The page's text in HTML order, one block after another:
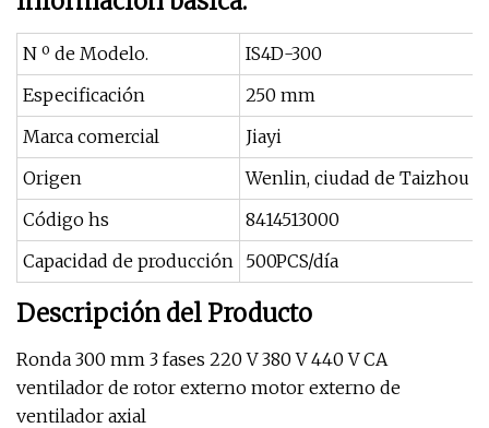
N º de Modelo.
IS4D-300
Especificación
250 mm
Marca comercial
Jiayi
Origen
Wenlin, ciudad de Taizhou
Código hs
8414513000
Capacidad de producción 500PCS/día
Descripción del Producto
Ronda 300 mm 3 fases 220 V 380 V 440 V CA
ventilador de rotor externo motor externo de
ventilador axial